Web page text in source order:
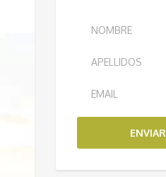
ENVIAR